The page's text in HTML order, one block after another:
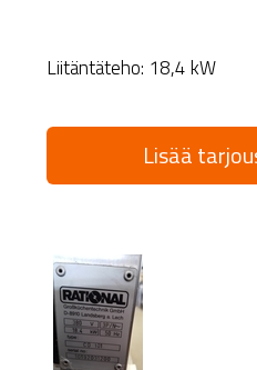
Liitäntäteho: 18,4 kW
Lisää